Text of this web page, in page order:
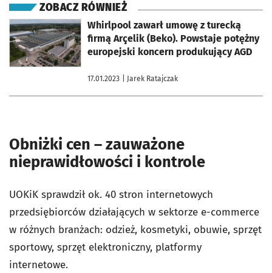
ZOBACZ RÓWNIEŻ
Whirlpool zawarł umowę z turecką
firmą Arçelik (Beko). Powstaje potężny
europejski koncern produkujący AGD
17.01.2023 | Jarek Ratajczak
otworzy się w nowej karcie
Obniżki cen – zauważone
nieprawidłowości i kontrole
UOKiK sprawdził ok. 40 stron internetowych
przedsiębiorców działających w sektorze e-commerce
w różnych branżach: odzież, kosmetyki, obuwie, sprzęt
sportowy, sprzęt elektroniczny, platformy
internetowe.